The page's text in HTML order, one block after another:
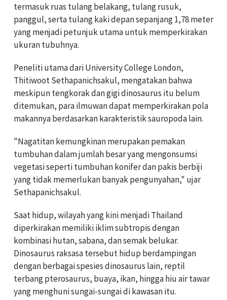
termasuk ruas tulang belakang, tulang rusuk,
panggul, serta tulang kaki depan sepanjang 1,78 meter
yang menjadi petunjuk utama untuk memperkirakan
ukuran tubuhnya.
Peneliti utama dari University College London,
Thitiwoot Sethapanichsakul, mengatakan bahwa
meskipun tengkorak dan gigi dinosaurus itu belum
ditemukan, para ilmuwan dapat memperkirakan pola
makannya berdasarkan karakteristik sauropoda lain.
"Nagatitan kemungkinan merupakan pemakan
tumbuhan dalam jumlah besar yang mengonsumsi
vegetasi seperti tumbuhan konifer dan pakis berbiji
yang tidak memerlukan banyak pengunyahan," ujar
Sethapanichsakul.
Saat hidup, wilayah yang kini menjadi Thailand
diperkirakan memiliki iklim subtropis dengan
kombinasi hutan, sabana, dan semak belukar.
Dinosaurus raksasa tersebut hidup berdampingan
dengan berbagai spesies dinosaurus lain, reptil
terbang pterosaurus, buaya, ikan, hingga hiu air tawar
yang menghuni sungai-sungai di kawasan itu.